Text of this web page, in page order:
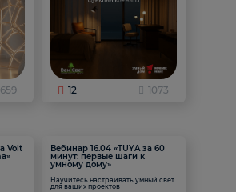
659 12 1073
Volt Вебинар 16.04 «TUYA за 60
минут: первые шаги к
умному дому»
Научитесь настраивать умный свет
для ваших проектов